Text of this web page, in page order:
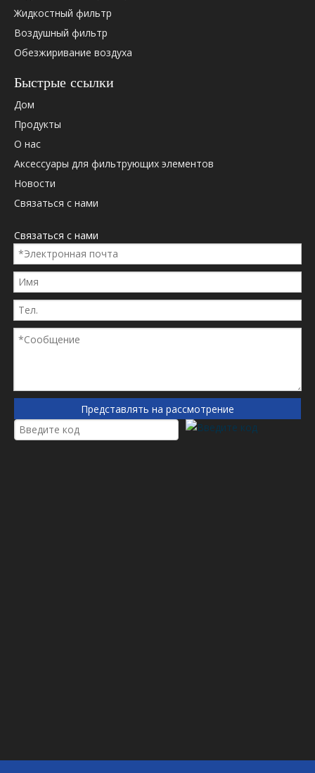
Замена воздушного
P602427
1
Жидкостный фильтр
Воздушный фильтр
Обезжиривание воздуха
Быстрые ссылки
Дом
Продукты
О нас
Аксессуары для фильтрующих элементов
Новости
Связаться с нами
Связаться с нами
Представлять на рассмотрение